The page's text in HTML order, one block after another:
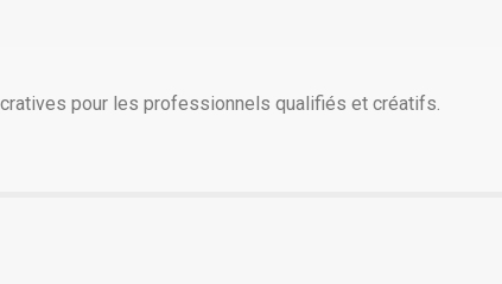
pour les professionnels qualifiés et créatifs.